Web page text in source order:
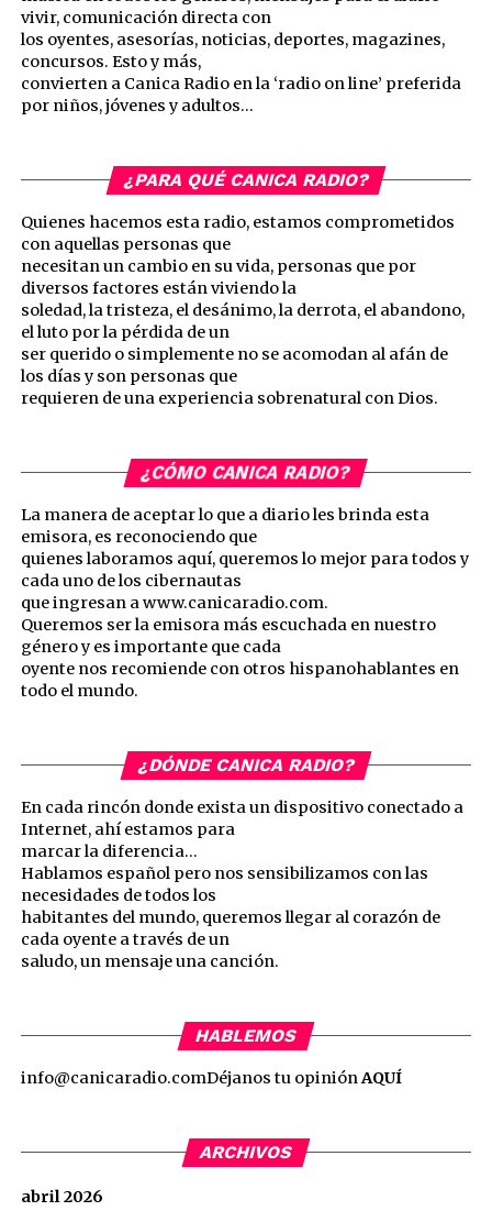
vivir, comunicación directa con
los oyentes, asesorías, noticias, deportes, magazines,
concursos. Esto y más,
convierten a Canica Radio en la ‘radio on line’ preferida
por niños, jóvenes y adultos…
¿PARA QUÉ CANICA RADIO?
Quienes hacemos esta radio, estamos comprometidos
con aquellas personas que
necesitan un cambio en su vida, personas que por
diversos factores están viviendo la
soledad, la tristeza, el desánimo, la derrota, el abandono,
el luto por la pérdida de un
ser querido o simplemente no se acomodan al afán de
los días y son personas que
requieren de una experiencia sobrenatural con Dios.
¿CÓMO CANICA RADIO?
La manera de aceptar lo que a diario les brinda esta
emisora, es reconociendo que
quienes laboramos aquí, queremos lo mejor para todos y
cada uno de los cibernautas
que ingresan a www.canicaradio.com.
Queremos ser la emisora más escuchada en nuestro
género y es importante que cada
oyente nos recomiende con otros hispanohablantes en
todo el mundo.
¿DÓNDE CANICA RADIO?
En cada rincón donde exista un dispositivo conectado a
Internet, ahí estamos para
marcar la diferencia…
Hablamos español pero nos sensibilizamos con las
necesidades de todos los
habitantes del mundo, queremos llegar al corazón de
cada oyente a través de un
saludo, un mensaje una canción.
HABLEMOS
info@canicaradio.comDéjanos tu opiniónAQUÍ
ARCHIVOS
abril 2026